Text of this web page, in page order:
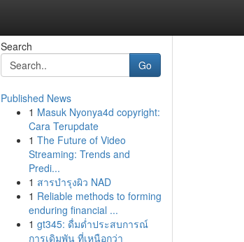
Search
Go
Published News
1 Masuk Nyonya4d copyright:
Cara Terupdate
1 The Future of Video
Streaming: Trends and
Predi...
1 สารบำรุงผิว NAD
1 Reliable methods to forming
enduring financial ...
1 gt345: ดื่มด่ำประสบการณ์
การเดิมพัน ที่เหนือกว่า